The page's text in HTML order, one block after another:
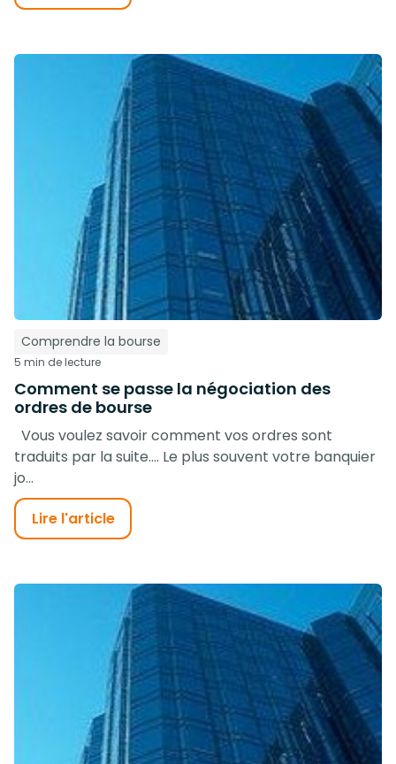
Comprendre la bourse
5 min de lecture
Comment se passe la négociation des
ordres de bourse
Vous voulez savoir comment vos ordres sont
traduits par la suite…. Le plus souvent votre banquier
jo...
Lire l'article